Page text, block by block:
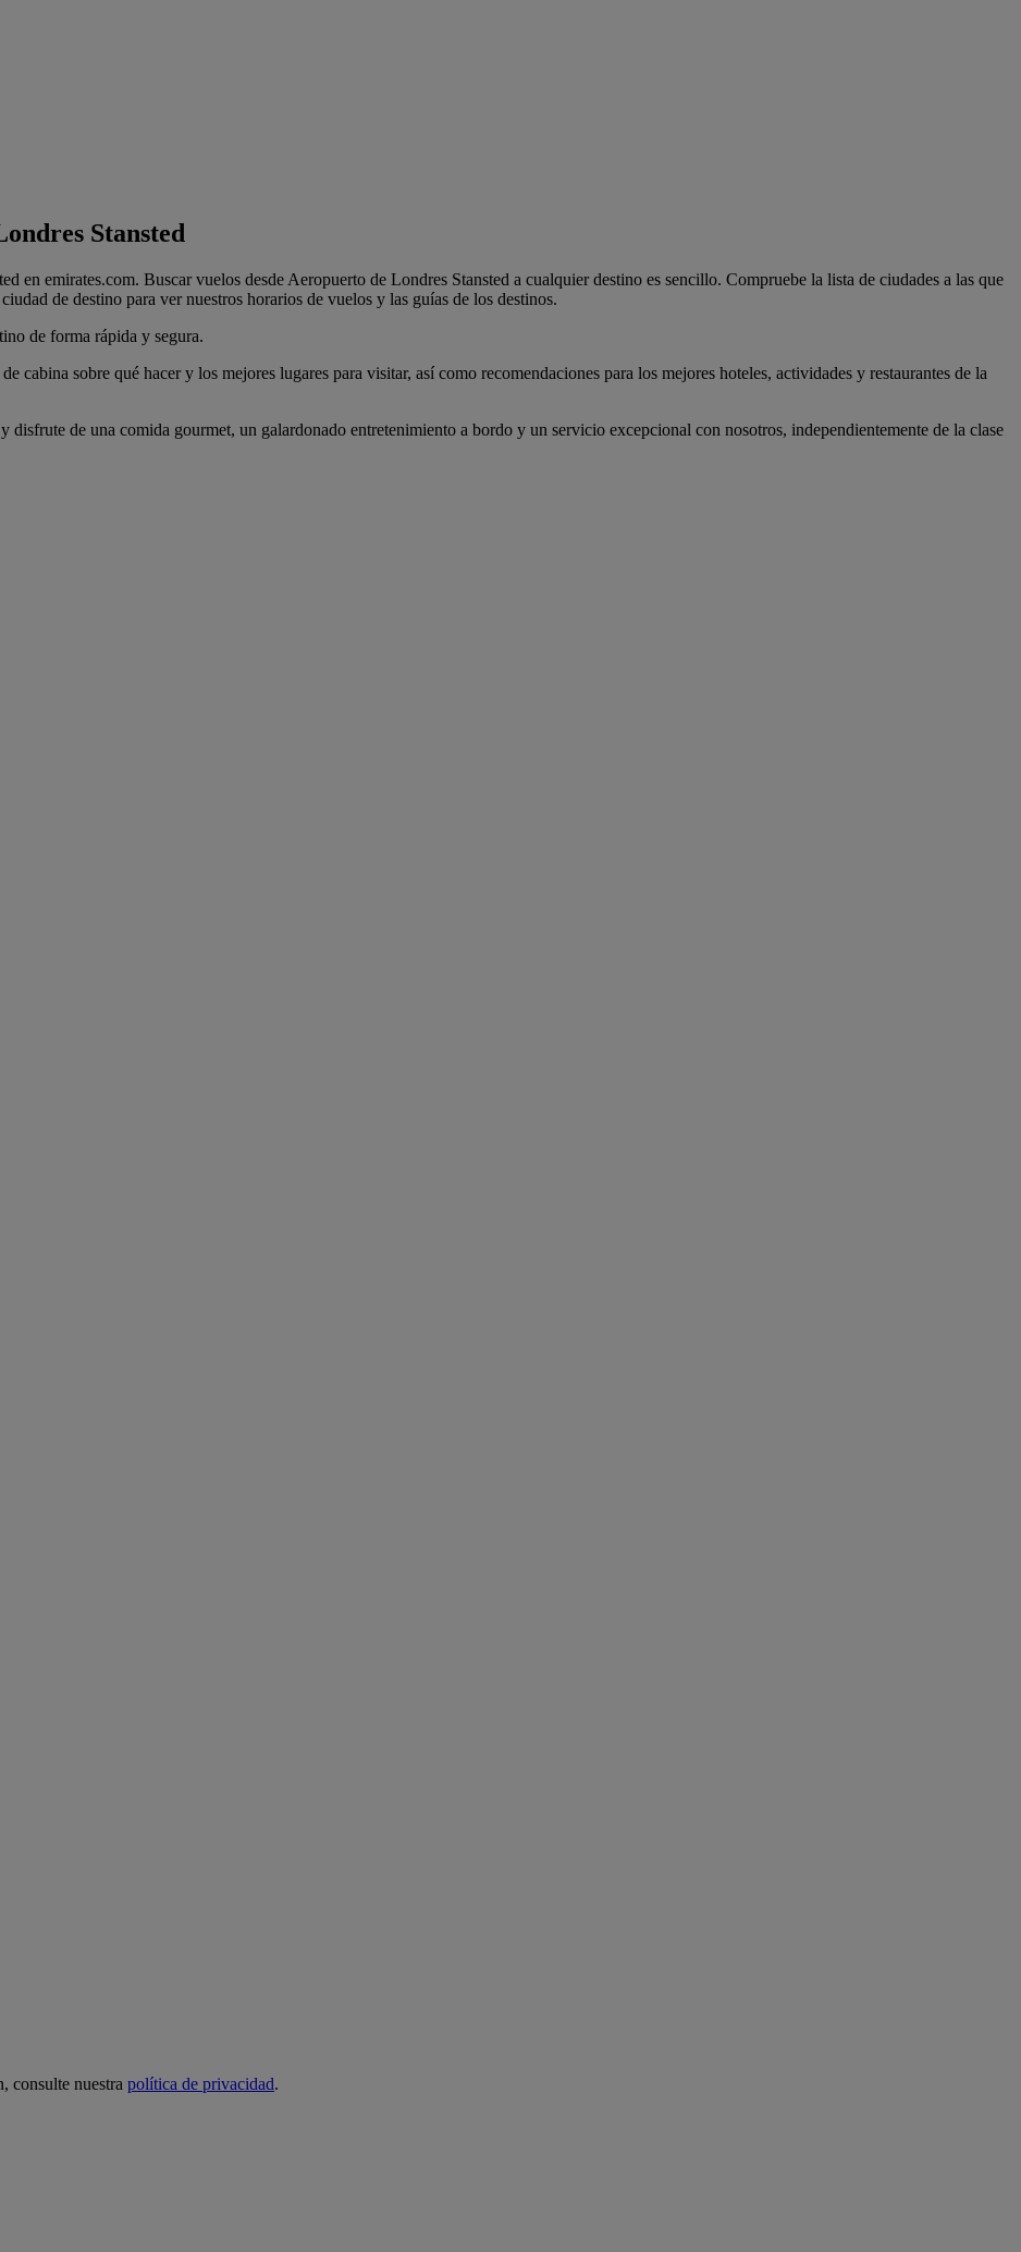
Stansted​
en emirates.com. Buscar vuelos desde Aeropuerto de Londres Stansted​ a cualquier destino es sencillo. Compruebe la lista de ciudades a las que
de destino para ver nuestros horarios de vuelos y las guías de los destinos.
de forma rápida y segura.
cabina sobre qué hacer y los mejores lugares para visitar, así como recomendaciones para los mejores hoteles, actividades y restaurantes de la
disfrute de una comida gourmet, un galardonado entretenimiento a bordo y un servicio excepcional con nosotros, independientemente de la clase
consulte nuestra política de privacidad.